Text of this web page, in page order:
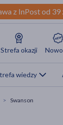
z InPost od
Strefa okazji
wiedzy
Swanson